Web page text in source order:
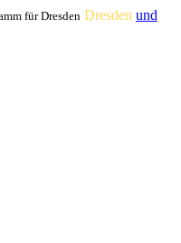
für Dresden Dresden und